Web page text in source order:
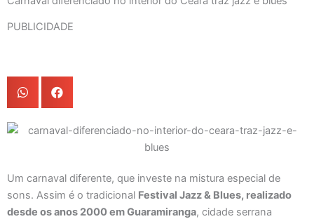
PUBLICIDADE
Um carnaval diferente, que investe na mistura especial de
sons. Assim é o tradicional Festival Jazz & Blues, realizado
desde os anos 2000 em Guaramiranga, cidade serrana